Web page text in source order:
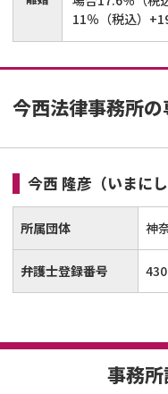
11％（税込）
今西法律事務所
今西 隆彦 （いまに
所属団体 神
弁護士登録番号
事務